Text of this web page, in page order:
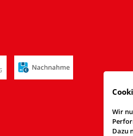
Wir
Dazu